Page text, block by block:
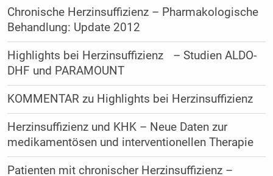
Chronische Herzinsuffizienz – Pharmakologische
Behandlung: Update 2012
Highlights bei Herzinsuffizienz – Studien ALDO-
DHF und PARAMOUNT
KOMMENTAR zu Highlights bei Herzinsuffizienz
Herzinsuffizienz und KHK – Neue Daten zur
medikamentösen und interventionellen Therapie
Patienten mit chronischer Herzinsuffizienz –